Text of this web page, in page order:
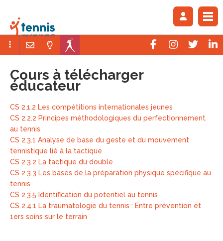
Cours à télécharger
éducateur
CS 2.1.2 Les compétitions internationales jeunes
CS 2.2.2 Principes méthodologiques du perfectionnement
au tennis
CS 2.3.1 Analyse de base du geste et du mouvement
tennistique lié à la tactique
CS 2.3.2 La tactique du double
CS 2.3.3 Les bases de la préparation physique spécifique au
tennis
CS 2.3.5 Identification du potentiel au tennis
CS 2.4.1 La traumatologie du tennis : Entre prévention et
1ers soins sur le terrain